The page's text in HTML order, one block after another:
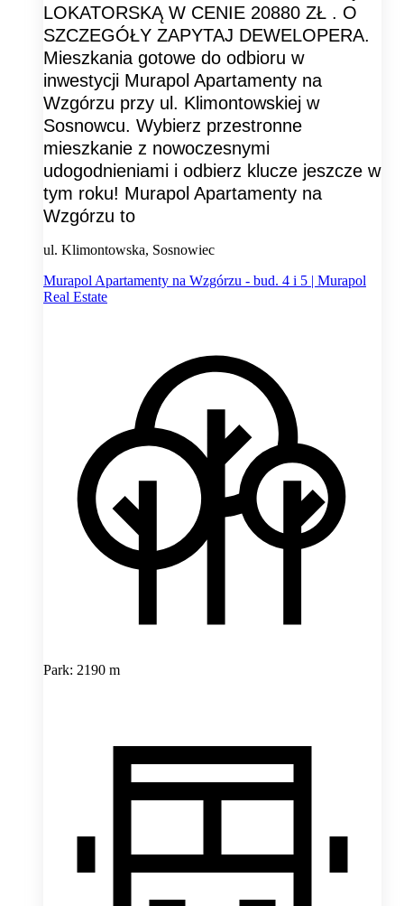
LOKATORSKĄ W CENIE 20880 ZŁ . O
SZCZEGÓŁY ZAPYTAJ DEWELOPERA.
Mieszkania gotowe do odbioru w
inwestycji Murapol Apartamenty na
Wzgórzu przy ul. Klimontowskiej w
Sosnowcu. Wybierz przestronne
mieszkanie z nowoczesnymi
udogodnieniami i odbierz klucze jeszcze w
tym roku! Murapol Apartamenty na
Wzgórzu to
ul. Klimontowska, Sosnowiec
Murapol Apartamenty na Wzgórzu - bud. 4 i 5 | Murapol
Real Estate
Park: 2190 m